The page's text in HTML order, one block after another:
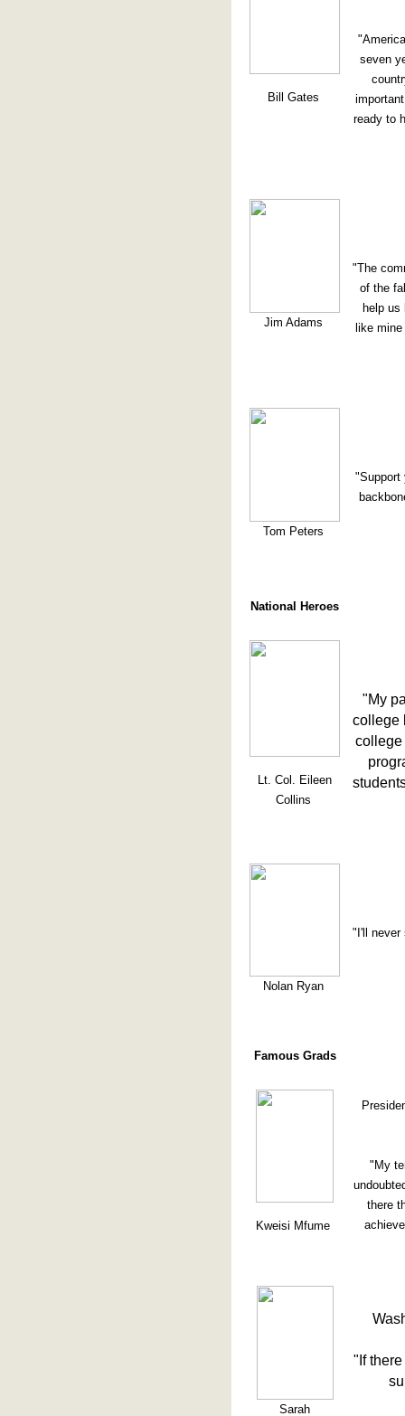
Bill Gates
seven
ready to
Jim Adams
"The
of the
help us
like
Tom Peters
"Support
National Heroes
Lt. Col. Eileen
Collins
"My
college
college
Nolan Ryan
"I'll never
Famous Grads
Kweisi Mfume
"My
there
Sarah
"If